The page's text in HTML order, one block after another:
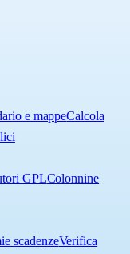
e mappeCalcola
GPLColonnine
scadenzeVerifica